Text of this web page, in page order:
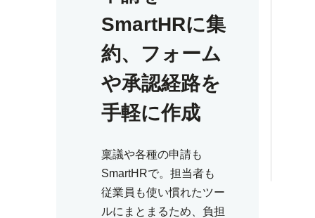
SmartHRに集
約、 フォーム
や承認経路を
手軽に作成
稟議や各種の申請も
SmartHRで。担当者も
従業員も使い慣れたツー
ルにまとまるため、負担